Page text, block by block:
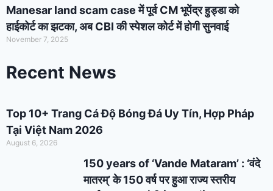
Manesar land scam case में पूर्व CM भूपेंद्र हुड्डा को
हाईकोर्ट का झटका, अब CBI की स्पेशल कोर्ट में होगी सुनवाई
November 7, 2025
Recent News
Top 10+ Trang Cá Độ Bóng Đá Uy Tín, Hợp Pháp
Tại Việt Nam 2026
August 6, 2026
150 years of ‘Vande Mataram’ : ‘वंदे
मातरम्’ के 150 वर्ष पर हुआ राज्य स्तरीय